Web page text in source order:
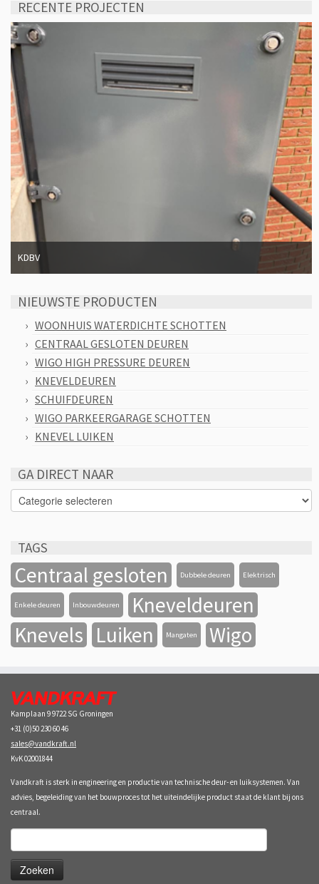
RECENTE PROJECTEN
KDBV
NIEUWSTE PRODUCTEN
WOONHUIS WATERDICHTE SCHOTTEN
CENTRAAL GESLOTEN DEUREN
WIGO HIGH PRESSURE DEUREN
KNEVELDEUREN
SCHUIFDEUREN
WIGO PARKEERGARAGE SCHOTTEN
KNEVEL LUIKEN
GA DIRECT NAAR
GA
DIRECT
TAGS
Centraal gesloten Dubbele deuren Elektrisch
Enkele deuren Inbouwdeuren
Kneveldeuren
Knevels Luiken Mangaten Wigo
Kamplaan 9 9722 SG Groningen
+31 (0)50 230 60 46
sales@vandkraft.nl
KvK 02001844
Vandkraft is sterk in engineering en productie van technische deur- en luiksystemen. Van
advies, begeleiding van het bouwproces tot het uiteindelijke product staat de klant bij ons
centraal.
naar: